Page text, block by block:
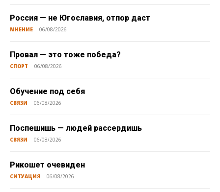
Россия — не Югославия, отпор даст
МНЕНИЕ 06/08/2026
Провал — это тоже победа?
СПОРТ 06/08/2026
Обучение под себя
СВЯЗИ 06/08/2026
Поспешишь — людей рассердишь
СВЯЗИ 06/08/2026
Рикошет очевиден
СИТУАЦИЯ 06/08/2026